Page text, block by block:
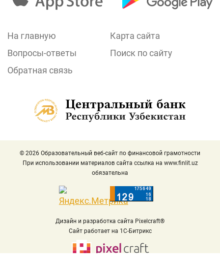
На главную
Карта сайта
Вопросы-ответы
Поиск по сайту
Обратная связь
© 2026 Образовательный веб-сайт по финансовой грамотности
При использовании материалов сайта ссылка на www.finlit.uz
обязательна
Дизайн и разработка сайта Pixelcraft®
Сайт работает на 1C-Битрикс